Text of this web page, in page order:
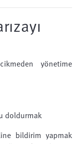
yönetime
doldurmak
bildirim yapmak